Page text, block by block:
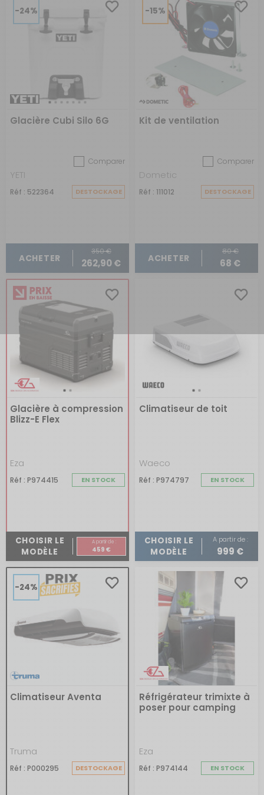
-24%
Glacière Cubi Silo 6G
Comparer
YETI
Réf : 522364 DESTOCKAGE
ACHETER
350 €
262,90 €
-15%
Kit de ventilation
Comparer
Dometic
Réf : 111012 DESTOCKAGE
ACHETER
80 €
68 €
Glacière à compression
Blizz-E Flex
Eza
Réf : P974415 EN STOCK
CHOISIR LE
MODÈLE
A partir de :
459 €
Climatiseur de toit
Waeco
Réf : P974797 EN STOCK
CHOISIR LE
MODÈLE
A partir de :
999 €
-24%
Climatiseur Aventa
Truma
Réf : P000295 DESTOCKAGE
Réfrigérateur trimixte à
poser pour camping
Eza
Réf : P974144 EN STOCK